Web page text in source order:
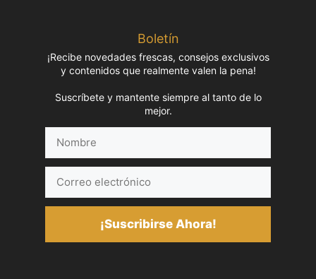
Boletín
¡Recibe novedades frescas, consejos exclusivos
y contenidos que realmente valen la pena!
Suscríbete y mantente siempre al tanto de lo
mejor.
electrónico
¡Suscribirse Ahora!